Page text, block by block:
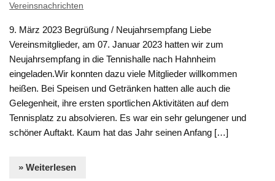
Vereinsnachrichten
9. März 2023 Begrüßung / Neujahrsempfang Liebe
Vereinsmitglieder, am 07. Januar 2023 hatten wir zum
Neujahrsempfang in die Tennishalle nach Hahnheim
eingeladen.Wir konnten dazu viele Mitglieder willkommen
heißen. Bei Speisen und Getränken hatten alle auch die
Gelegenheit, ihre ersten sportlichen Aktivitäten auf dem
Tennisplatz zu absolvieren. Es war ein sehr gelungener und
schöner Auftakt. Kaum hat das Jahr seinen Anfang […]
» Weiterlesen